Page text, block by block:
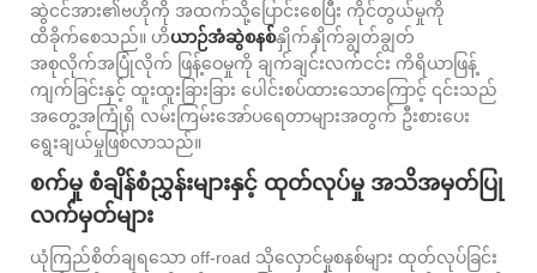
ဆွဲငင်အား၏ဗဟိုကို အထက်သို့ပြောင်းစေပြီး ကိုင်တွယ်မှုကို
ထိခိုက်စေသည်။ ဟိယာဉ်အံဆွဲစနစ်နှိုက်နှိုက်ချွတ်ချွတ်
အစုလိုက်အပြုံလိုက် ဖြန့်ဝေမှုကို ချက်ချင်းလက်ငင်း ကိရိယာဖြန့်
ကျက်ခြင်းနှင့် ထူးထူးခြားခြား ပေါင်းစပ်ထားသောကြောင့် ၎င်းသည်
အတွေ့အကြုံရှိ လမ်းကြမ်းအော်ပရေတာများအတွက် ဦးစားပေး
ရွေးချယ်မှုဖြစ်လာသည်။
စက်မှု စံချိန်စံညွှန်းများနှင့် ထုတ်လုပ်မှု အသိအမှတ်ပြု
လက်မှတ်များ
ယုံကြည်စိတ်ချရသော off-road သိုလှောင်မှုစနစ်များ ထုတ်လုပ်ခြင်း